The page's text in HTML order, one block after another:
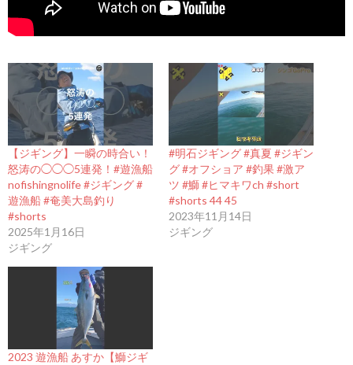
【ジギング】一瞬の時合い！
怒涛の◯◯◯5連発！#遊漁船
nofishingnolife #ジギング #
遊漁船 #奄美大島釣り
#shorts
2025年1月16日
ジギング
#明石ジギング #真夏 #ジギン
グ #オフショア #釣果 #激ア
ツ #鰤 #ヒマキワch #short
#shorts 44 45
2023年11月14日
ジギング
2023 遊漁船 あすか【鰤ジギ